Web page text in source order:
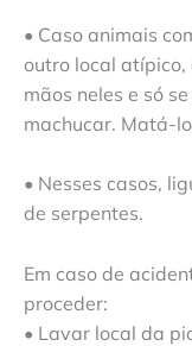
• Caso animais
outro local
mãos neles e só
machucar. Matá-
• Nesses casos,
de serpentes.
Em caso de
proceder:
• Lavar local da